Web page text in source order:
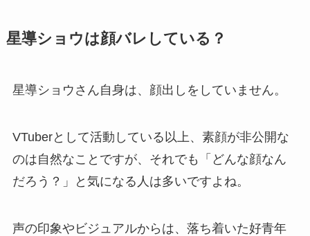
星導ショウは顔バレしている？
星導ショウさん自身は、顔出しをしていません。
VTuberとして活動している以上、素顔が非公開な
のは自然なことですが、それでも「どんな顔なん
だろう？」と気になる人は多いですよね。
声の印象やビジュアルからは、落ち着いた好青年